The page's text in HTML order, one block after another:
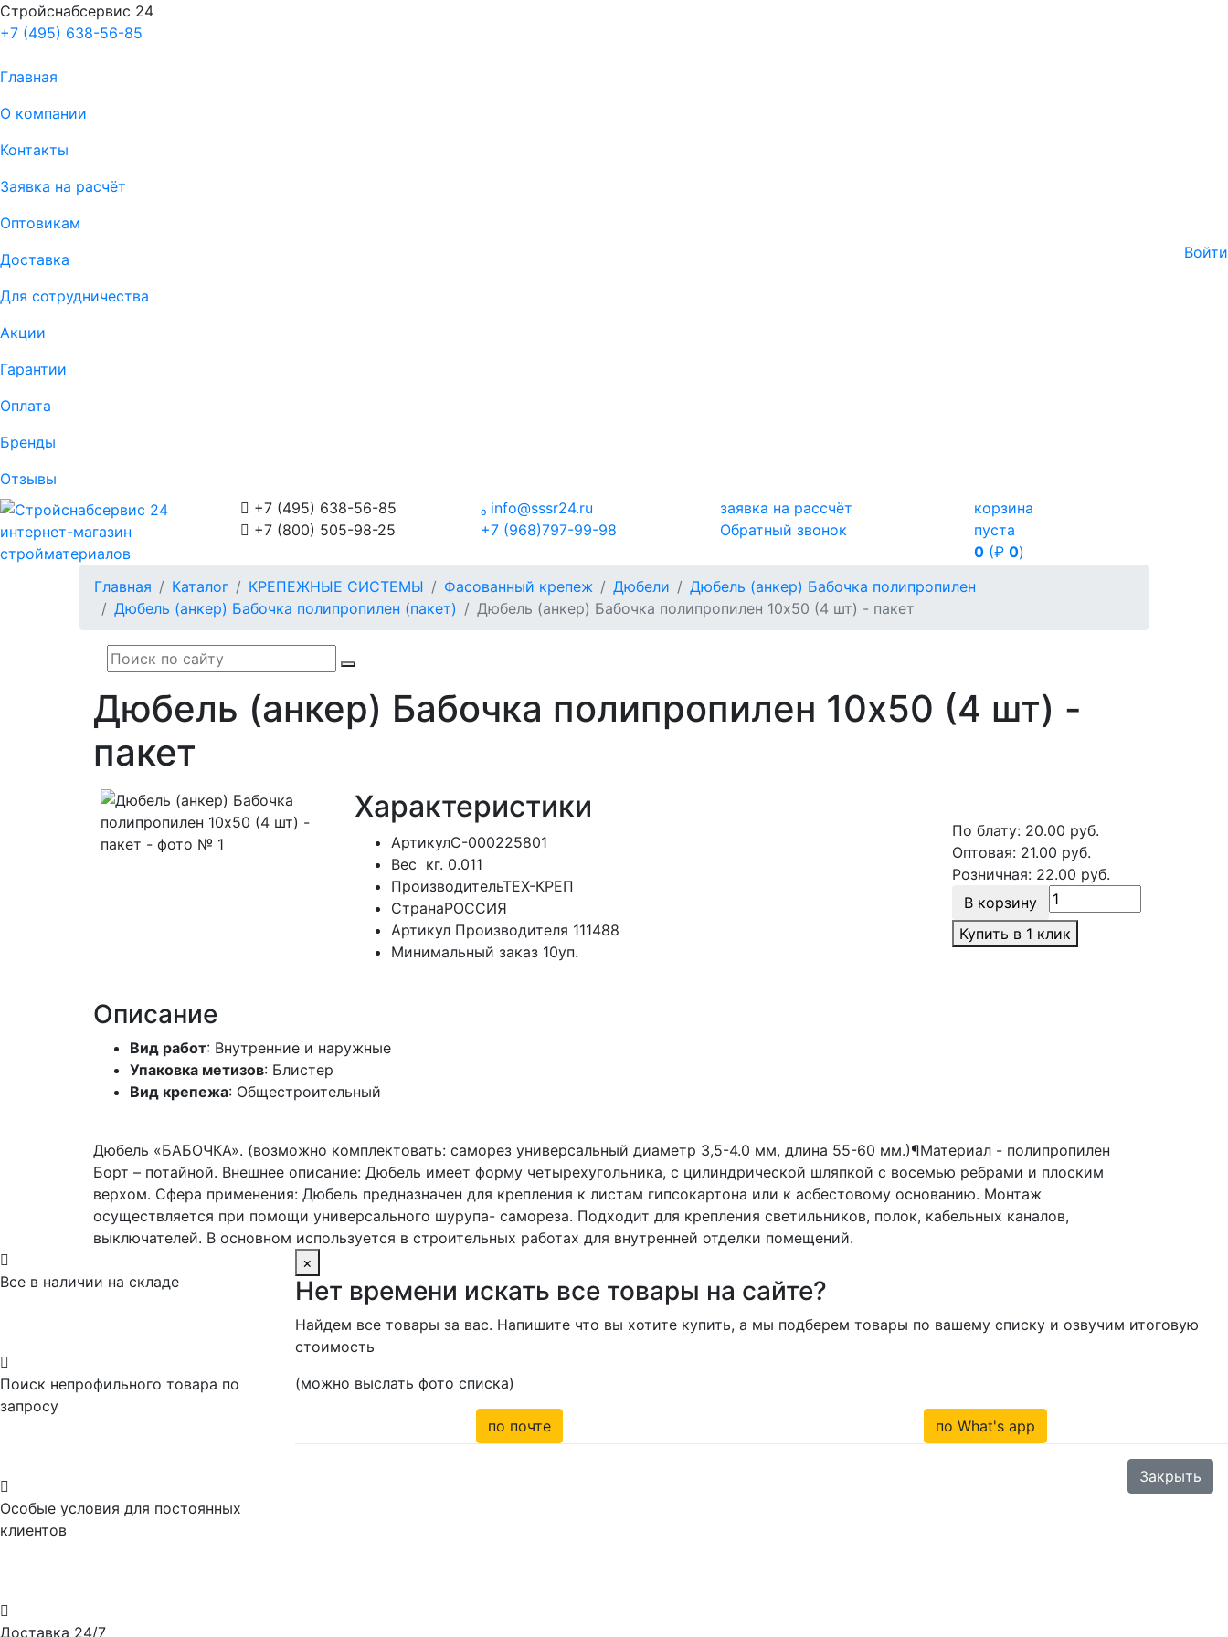
Стройснабсервис 24
+7 (495) 638-56-85
Главная
О компании
Контакты
Заявка на расчёт
Оптовикам
Доставка
Для сотрудничества
Акции
Гарантии
Оплата
Бренды
Отзывы
Войти
интернет-магазин
стройматериалов
корзина
пуста
0 (₽0)
 +7 (495) 638-56-85
 +7 (800) 505-98-25
info@sssr24.ru
+7 (968)797-99-98
заявка на рассчёт
Обратный звонок
Главная Каталог КРЕПЕЖНЫЕ СИСТЕМЫ Фасованный крепеж Дюбели
Дюбель (анкер) Бабочка полипропилен
Дюбель (анкер) Бабочка полипропилен (пакет)
Дюбель (анкер) Бабочка полипропилен 10х50 (4 шт) - пакет
Дюбель (анкер) Бабочка полипропилен 10х50 (4 шт) -
пакет
Характеристики
АртикулС-000225801
Вес кг. 0.011
ПроизводительТЕХ-КРЕП
СтранаРОССИЯ
Артикул Производителя 111488
Минимальный заказ10уп.
По блату: 20.00 руб.
Оптовая: 21.00 руб.
Розничная: 22.00 руб.
В корзину
Купить в 1 клик
Описание
Вид работ: Внутренние и наружные
Упаковка метизов: Блистер
Вид крепежа: Общестроительный
Дюбель «БАБОЧКА». (возможно комплектовать: саморез универсальный диаметр 3,5-4.0 мм, длина 55-60 мм.)¶Материал - полипропилен
Борт – потайной. Внешнее описание: Дюбель имеет форму четырехугольника, с цилиндрической шляпкой с восемью ребрами и плоским
верхом. Сфера применения: Дюбель предназначен для крепления к листам гипсокартона или к асбестовому основанию. Монтаж
осуществляется при помощи универсального шурупа- самореза. Подходит для крепления светильников, полок, кабельных каналов,
выключателей. В основном используется в строительных работах для внутренней отделки помещений.

Все в наличии на складе

Поиск непрофильного товара по
запросу

Особые условия для постоянных
клиентов

Доставка 24/7
×
Нет времени искать все товары на сайте?
Найдем все товары за вас. Напишите что вы хотите купить, а мы подберем товары по вашему списку и озвучим итоговую
стоимость
(можно выслать фото списка)
по почте по What's app
Закрыть